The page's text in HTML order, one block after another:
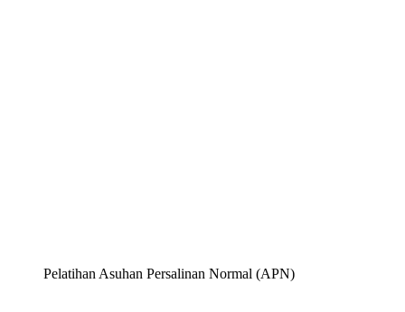
Pelatihan Asuhan Persalinan Normal (APN)